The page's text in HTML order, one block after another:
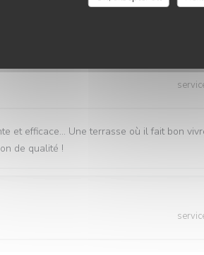
et efficace... Une terrasse où il fait bon
de qualité !